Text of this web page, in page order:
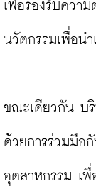
เพื่อรองรับควา
นวัตกรรมเพื่อนำ
ขณะเดียวกัน บริ
ด้วยการร่วมมือ
อุตสาหกรรม เพื่